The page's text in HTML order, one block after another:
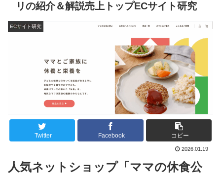
リの紹介＆解説売上トップECサイト研究
ECサイト研究
Twitter Facebook コピー
2026.01.19
人気ネットショップ「ママの休食公